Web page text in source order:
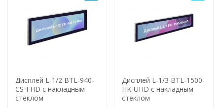
Дисплей L-1/2 BTL-940-
CS-FHD с накладным
стеклом
Дисплей L-1/3 BTL-1500-
HK-UHD с накладным
стеклом